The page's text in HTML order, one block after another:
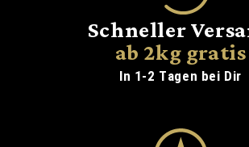
Schneller
ab 2kg gratis
In 1-2 Tagen bei Dir